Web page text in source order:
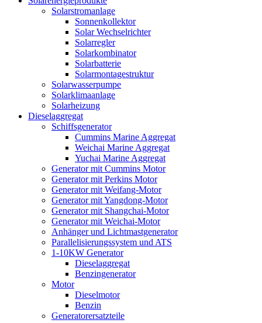
Solarstromanlage
Sonnenkollektor
Solar Wechselrichter
Solarregler
Solarkombinator
Solarbatterie
Solarmontagestruktur
Solarwasserpumpe
Solarklimaanlage
Solarheizung
Dieselaggregat
Schiffsgenerator
Cummins Marine Aggregat
Weichai Marine Aggregat
Yuchai Marine Aggregat
Generator mit Cummins Motor
Generator mit Perkins Motor
Generator mit Weifang-Motor
Generator mit Yangdong-Motor
Generator mit Shangchai-Motor
Generator mit Weichai-Motor
Anhänger und Lichtmastgenerator
Parallelisierungssystem und ATS
1-10KW Generator
Dieselaggregat
Benzingenerator
Motor
Dieselmotor
Benzin
Generatorersatzteile